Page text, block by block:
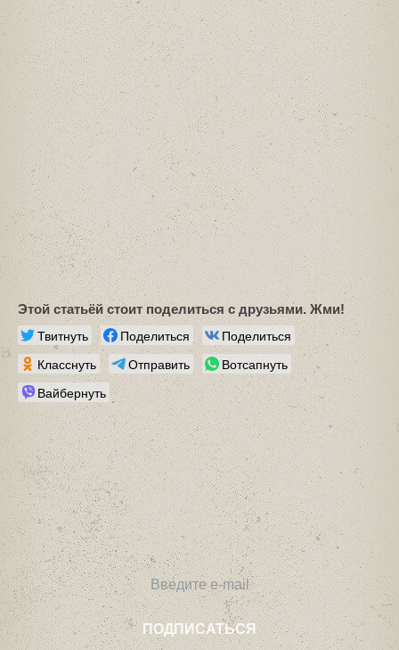
Этой статьёй стоит поделиться с друзьями. Жми!
Твитнуть Поделиться
Поделиться
Класснуть
Отправить
Вотсапнуть
Вайбернуть